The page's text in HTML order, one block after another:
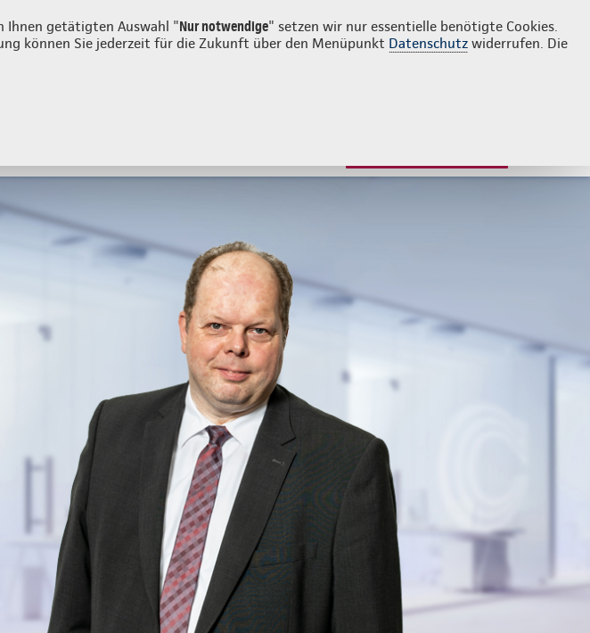
Ihnen getätigten Auswahl "Nur notwendige" setzen wir nur essentielle benötigte Cookies.
können Sie jederzeit für die Zukunft über den Menüpunkt Datenschutz widerrufen. Die
Login Kontakt 02303 239988